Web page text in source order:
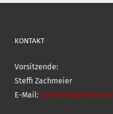
KONTAKT
Vorsitzende:
Steffi Zachmeier
E-Mail: